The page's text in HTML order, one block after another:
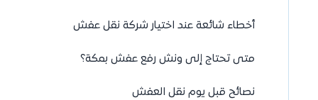
أخطاء شائعة عند اختيار شركة نقل عفش
متى تحتاج إلى ونش رفع عفش بمكة؟
نصائح قبل يوم نقل العفش